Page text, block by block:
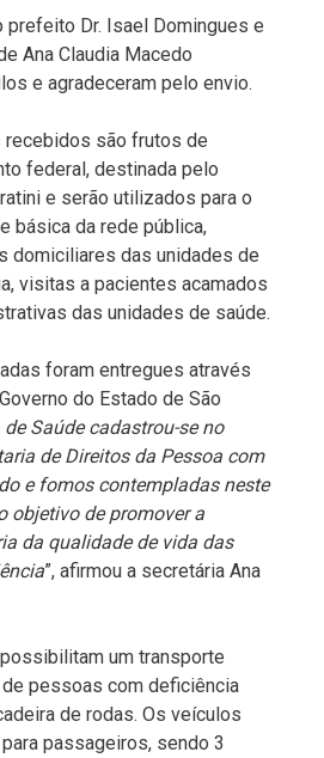
prefeito Dr. Isael Domingues e
Ana Claudia Macedo
e agradeceram pelo envio.
são frutos de
federal, destinada pelo
e serão utilizados para o
básica da rede pública,
domiciliares das unidades de
visitas a pacientes acamados
das unidades de saúde.
foram entregues através
do Estado de São
de Saúde cadastrou-se no
de Direitos da Pessoa com
e fomos contempladas neste
objetivo de promover a
da qualidade de vida das
”, afirmou a secretária Ana
um transporte
pessoas com deficiência
de rodas. Os veículos
passageiros, sendo 3